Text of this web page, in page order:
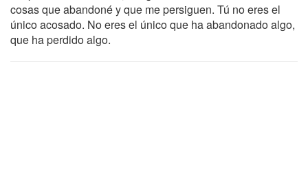
cosas que abandoné y que me persiguen. Tú no eres el
único acosado. No eres el único que ha abandonado algo,
que ha perdido algo.